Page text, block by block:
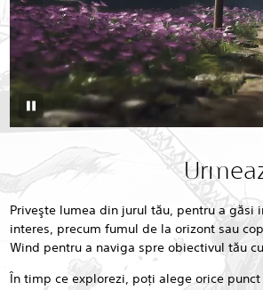
Priveşte lumea din jurul tău, pentru a
interes, precum fumul de la orizont sau
Wind pentru a naviga spre obiectivul tău
În timp ce explorezi, poţi alege orice